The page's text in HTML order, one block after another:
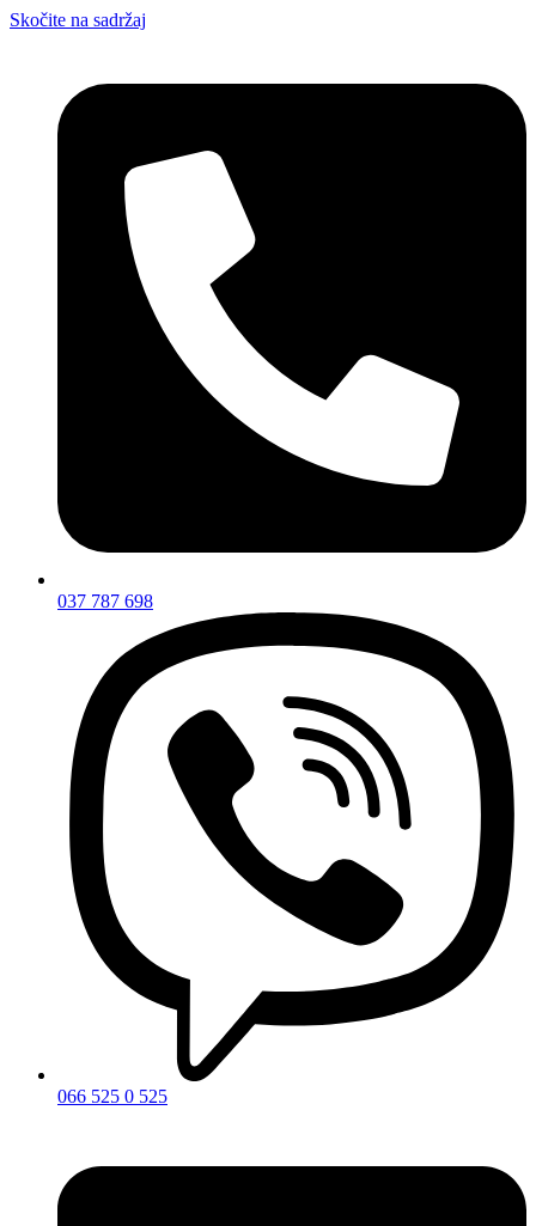
Skočite na sadržaj
037 787 698
066 525 0 525